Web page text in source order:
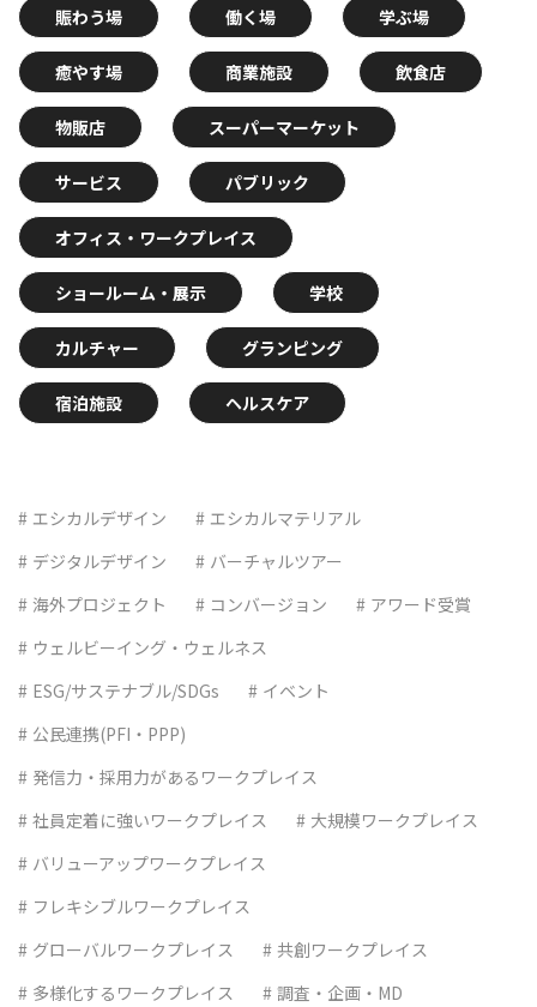
賑わう場 働く場 学ぶ場
癒やす場 商業施設 飲食店
物販店 スーパーマーケット
サービス パブリック
オフィス・ワークプレイス
ショールーム・展示 学校
カルチャー グランピング
宿泊施設 ヘルスケア
エシカルデザイン
エシカルマテリアル
デジタルデザイン
バーチャルツアー
海外プロジェクト
コンバージョン
アワード受賞
ウェルビーイング・ウェルネス
ESG/サステナブル/SDGs
イベント
公民連携(PFI・PPP)
発信力・採用力があるワークプレイス
社員定着に強いワークプレイス
大規模ワークプレイス
バリューアップワークプレイス
フレキシブルワークプレイス
グローバルワークプレイス
共創ワークプレイス
多様化するワークプレイス
調査・企画・MD